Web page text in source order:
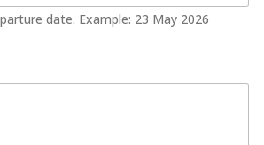
date. Example: 23 May 2026